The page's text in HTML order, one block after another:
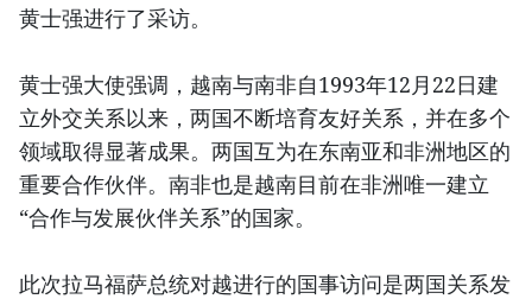
黄士强进行了采访。
黄士强大使强调，越南与南非自1993年12月22日建
立外交关系以来，两国不断培育友好关系，并在多个
领域取得显著成果。两国互为在东南亚和非洲地区的
重要合作伙伴。南非也是越南目前在非洲唯一建立
“合作与发展伙伴关系”的国家。
此次拉马福萨总统对越进行的国事访问是两国关系发